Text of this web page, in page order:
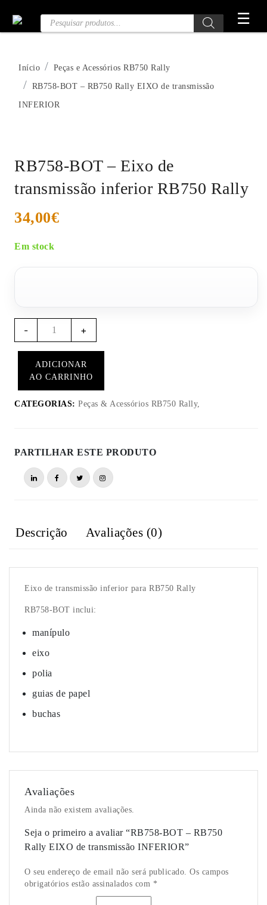
para
o
Pesquisa
☰
Início Peças e Acessórios RB750 Rally
RB758-BOT – RB750 Rally EIXO de transmissão
INFERIOR
RB758-BOT – Eixo de
transmissão inferior RB750 Rally
34,00€
Em stock
-
Quantidade
RB758-
transmissão
INFERIOR
+
ADICIONAR
AO CARRINHO
CATEGORIAS: Peças & Acessórios RB750 Rally,
PARTILHAR ESTE PRODUTO
Descrição Avaliações (0)
Eixo de transmissão inferior para RB750 Rally
RB758-BOT inclui:
manípulo
eixo
polia
guias de papel
buchas
Avaliações
Ainda não existem avaliações.
Seja o primeiro a avaliar “RB758-BOT – RB750
Rally EIXO de transmissão INFERIOR”
O seu endereço de email não será publicado. Os campos
obrigatórios estão assinalados com *